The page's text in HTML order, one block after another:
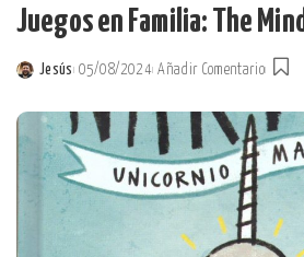
Juegos en Familia: The Mind
Posted
by
Jesús 05/08/2024 Añadir Comentario